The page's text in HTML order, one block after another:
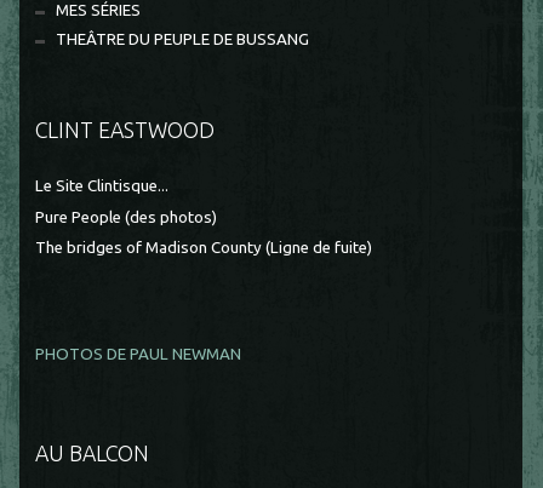
MES SÉRIES
THEÂTRE DU PEUPLE DE BUSSANG
CLINT EASTWOOD
Le Site Clintisque...
Pure People (des photos)
The bridges of Madison County (Ligne de fuite)
PHOTOS DE PAUL NEWMAN
AU BALCON